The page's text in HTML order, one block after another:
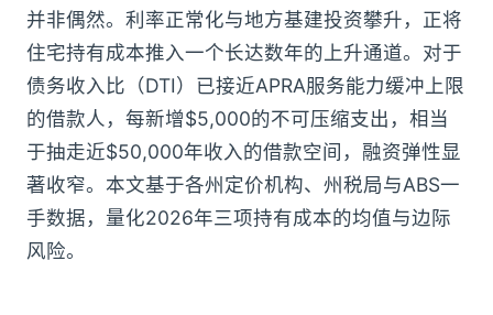
并非偶然。利率正常化与地方基建投资攀升，正将
住宅持有成本推入一个长达数年的上升通道。对于
债务收入比（DTI）已接近APRA服务能力缓冲上限
的借款人，每新增$5,000的不可压缩支出，相当
于抽走近$50,000年收入的借款空间，融资弹性显
著收窄。本文基于各州定价机构、州税局与ABS一
手数据，量化2026年三项持有成本的均值与边际
风险。